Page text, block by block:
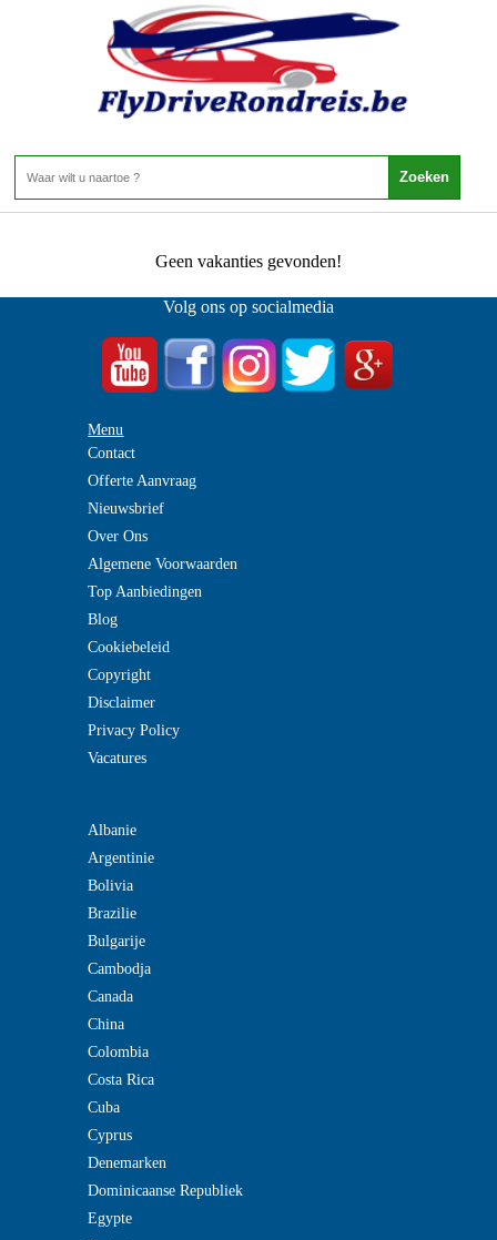
Portugal - Algarve - Guia
Home>
Guia 0 Aanbiedingen
Geen vakanties gevonden!
Volg ons op socialmedia
Menu
Contact
Offerte Aanvraag
Nieuwsbrief
Over Ons
Algemene Voorwaarden
Top Aanbiedingen
Blog
Cookiebeleid
Copyright
Disclaimer
Privacy Policy
Vacatures
Albanie
Argentinie
Bolivia
Brazilie
Bulgarije
Cambodja
Canada
China
Colombia
Costa Rica
Cuba
Cyprus
Denemarken
Dominicaanse Republiek
Egypte